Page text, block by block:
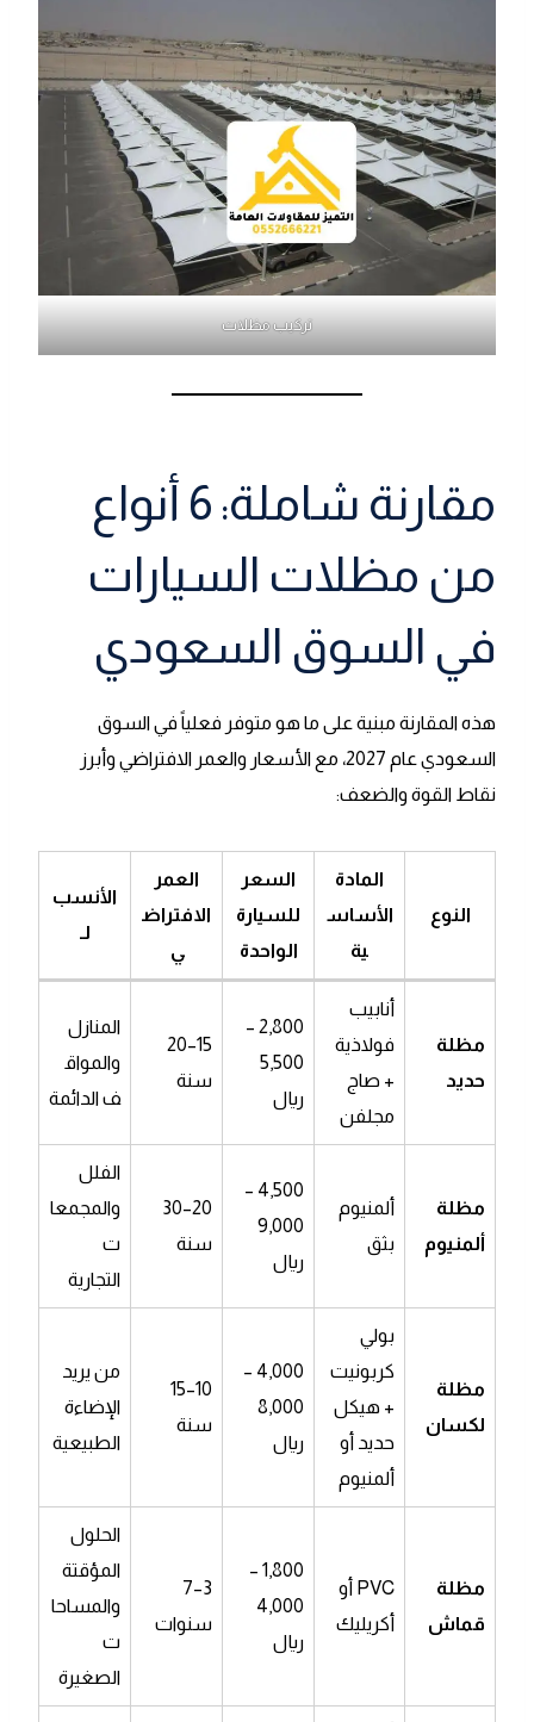
تركيب مظلات
مقارنة شاملة: 6 أنواع
من مظلات السيارات
في السوق السعودي
هذه المقارنة مبنية على ما هو متوفر فعلياً في السوق
السعودي عام 2027، مع الأسعار والعمر الافتراضي وأبرز
نقاط القوة والضعف:
النوع
المادة
الأساس
ية
السعر
للسيارة
الواحدة
العمر
الافتراض
ي
الأنسب
لـ
مظلة
حديد
أنابيب
فولاذية
+ صاج
مجلفن
2,800 –
5,500
ريال
15–20
سنة
المنازل
والمواق
ف الدائمة
مظلة
ألمنيوم
ألمنيوم
بثق
4,500 –
9,000
ريال
20–30
سنة
الفلل
والمجمعا
ت
التجارية
مظلة
لكسان
بولي
كربونيت
+ هيكل
حديد أو
ألمنيوم
4,000 –
8,000
ريال
10–15
سنة
من يريد
الإضاءة
الطبيعية
مظلة
قماش
PVC أو
أكريليك
1,800 –
4,000
ريال
3–7
سنوات
الحلول
المؤقتة
والمساحا
ت
الصغيرة